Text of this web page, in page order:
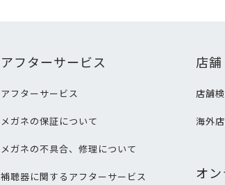
アフターサービス
アフターサービス
メガネの保証について
メガネの不具合、修理について
補聴器に関するアフターサービス
店舗
店舗
海外
オ